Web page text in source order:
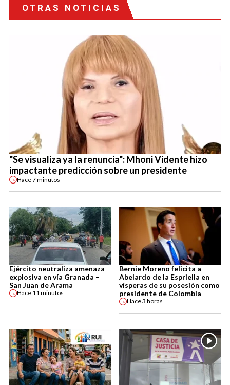
OTRAS NOTICIAS
"Se visualiza ya la renuncia": Mhoni Vidente hizo
impactante predicción sobre un presidente
Hace7 minutos
Ejército neutraliza amenaza
explosiva en vía Granada –
San Juan de Arama
Hace 11 minutos
Bernie Moreno felicita a
Abelardo de la Espriella en
vísperas de su posesión como
presidente de Colombia
Hace3 horas